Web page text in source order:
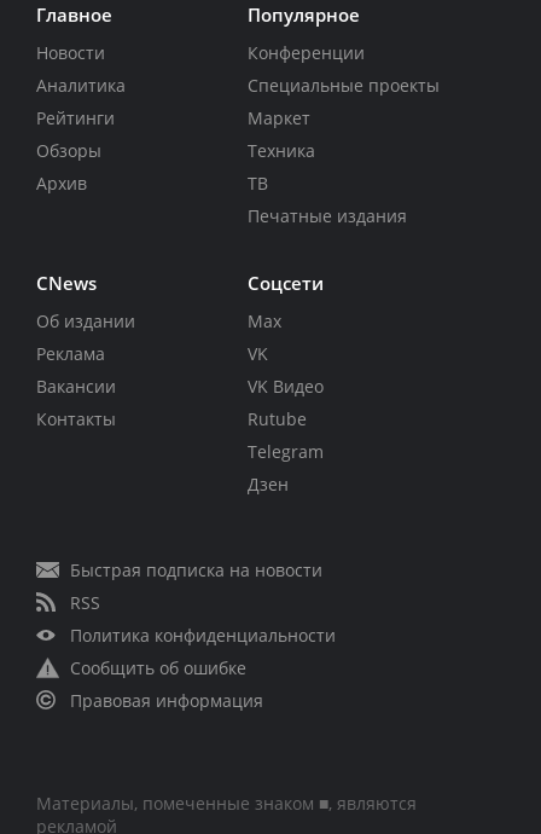
Главное
Новости
Аналитика
Рейтинги
Обзоры
Архив
Популярное
Конференции
Специальные проекты
Маркет
Техника
ТВ
Печатные издания
CNews
Об издании
Реклама
Вакансии
Контакты
Соцсети
Max
VK
VK Видео
Rutube
Telegram
Дзен
Быстрая подписка на новости
RSS
Политика конфиденциальности
Сообщить об ошибке
Правовая информация
Материалы, помеченные знаком ■, являются
рекламой